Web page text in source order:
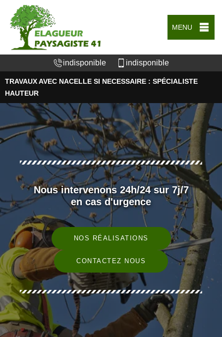
MENU
indisponible indisponible
TRAVAUX AVEC NACELLE SI NECESSAIRE : SPÉCIALISTE
HAUTEUR
Nous intervenons 24h/24 sur 7j/7
en cas d'urgence
NOS RÉALISATIONS
CONTACTEZ NOUS